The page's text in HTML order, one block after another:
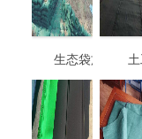
生态袋施工